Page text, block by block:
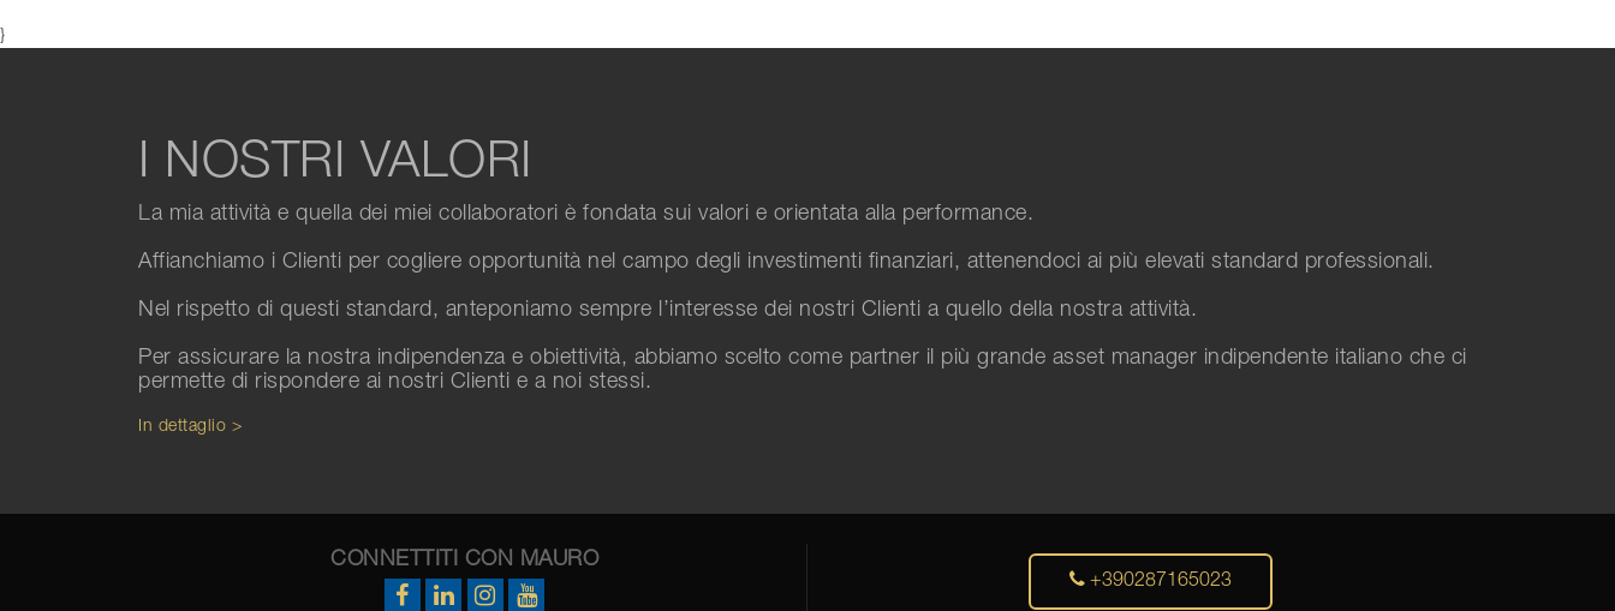
}
I NOSTRI VALORI
La mia attività e quella dei miei collaboratori è fondata sui valori e orientata alla performance.
Affianchiamo i Clienti per cogliere opportunità nel campo degli investimenti finanziari, attenendoci ai più elevati standard professionali.
Nel rispetto di questi standard, anteponiamo sempre l’interesse dei nostri Clienti a quello della nostra attività.
Per assicurare la nostra indipendenza e obiettività, abbiamo scelto come partner il più grande asset manager indipendente italiano che ci
permette di rispondere ai nostri Clienti e a noi stessi.
In dettaglio >
CONNETTITI CON MAURO
+390287165023